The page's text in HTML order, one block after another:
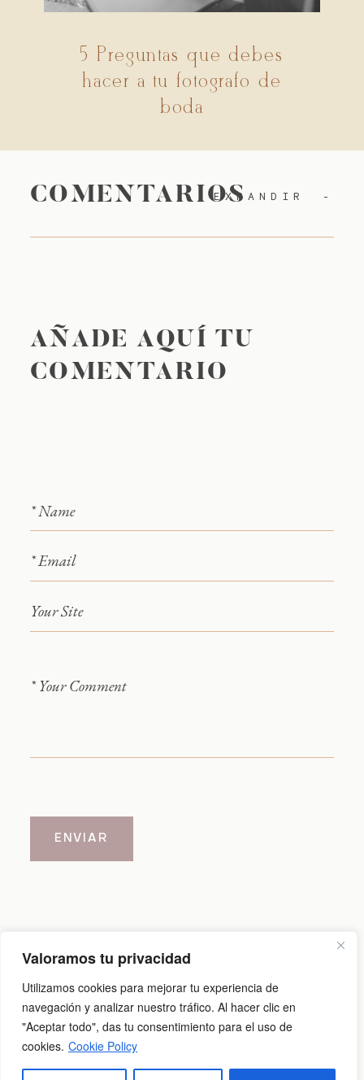
Valoramos tu privacidad
Utilizamos cookies para mejorar tu experiencia de
navegación y analizar nuestro tráfico. Al hacer clic en
"Aceptar todo", das tu consentimiento para el uso de
cookies. Cookie Policy
5 Preguntas que debes
hacer a tu fotógrafo de
boda
COMENTARIOSEXPANDIR
AÑADE AQUÍ TU
COMENTARIO
ENVIAR
Aviso legal|Política de cookies
@2026 Carlos Cid